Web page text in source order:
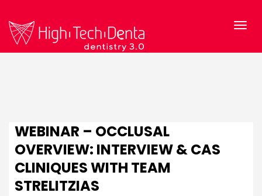
WEBINAR – OCCLUSAL
OVERVIEW: INTERVIEW & CAS
CLINIQUES WITH TEAM
STRELITZIAS